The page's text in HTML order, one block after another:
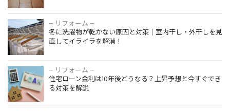
– リフォーム –
冬に洗濯物が乾かない原因と対策｜室内干し・外干しを見
直してイライラを解消！
– リフォーム –
住宅ローン金利は10年後どうなる？上昇予想と今すぐでき
る対策を解説